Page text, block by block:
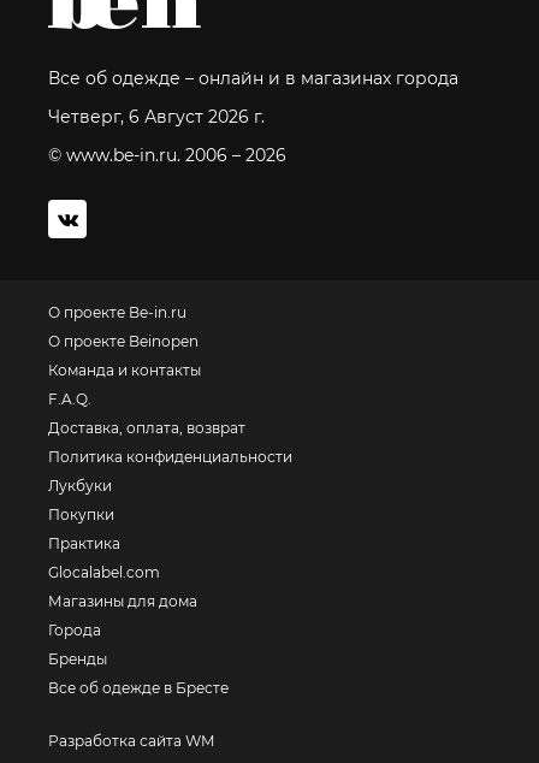
Все об одежде – онлайн и в магазинах города
Четверг, 6 Август 2026 г.
© www.be-in.ru. 2006 – 2026
О проекте Be-in.ru
О проекте Beinopen
Команда и контакты
F.A.Q.
Доставка, оплата, возврат
Политика конфиденциальности
Лукбуки
Покупки
Практика
Glocalabel.com
Магазины для дома
Города
Бренды
Все об одежде в Бресте
Разработка сайта WM